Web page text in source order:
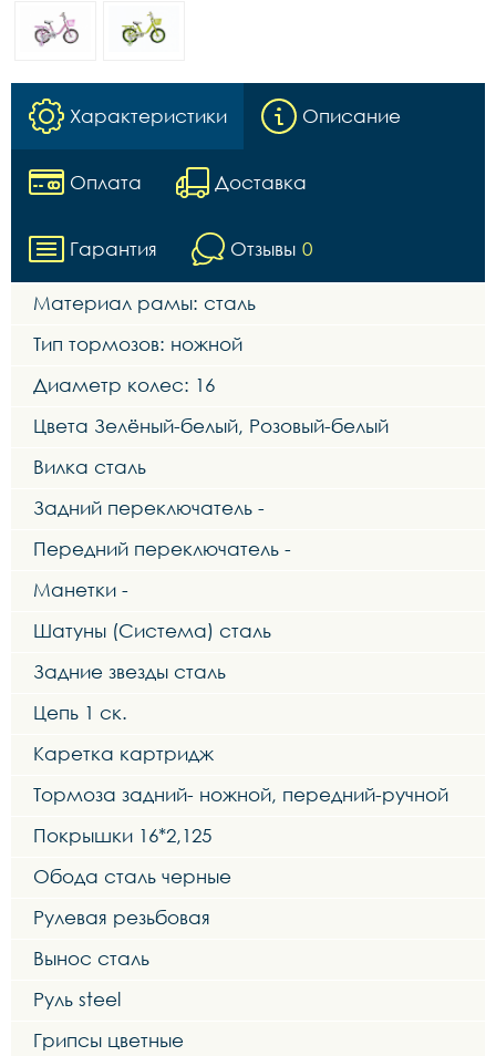
Характеристики Описание
Оплата Доставка
Гарантия Отзывы 0
Материал рамы: сталь
Тип тормозов: ножной
Диаметр колес: 16
Цвета Зелёный-белый, Розовый-белый
Вилка сталь
Задний переключатель -
Передний переключатель -
Манетки -
Шатуны (Система) сталь
Задние звезды сталь
Цепь 1 ск.
Каретка картридж
Тормоза задний- ножной, передний-ручной
Покрышки 16*2,125
Обода сталь черные
Рулевая резьбовая
Вынос сталь
Руль steel
Грипсы цветные